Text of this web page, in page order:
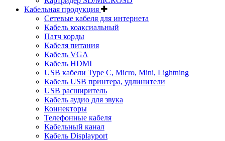
Кабельная продукция
Сетевые кабеля для интернета
Кабель коаксиальный
Патч корды
Кабеля питания
Кабель VGA
Кабель HDMI
USB кабели Type C, Micro, Mini, Lightning
Кабель USB принтера, удлинители
USB расширитель
Кабель аудио для звука
Коннекторы
Телефонные кабеля
Кабельный канал
Кабель Displayport